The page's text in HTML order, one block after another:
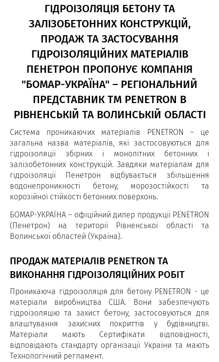
ГІДРОІЗОЛЯЦІЯ БЕТОНУ ТА
ЗАЛІЗОБЕТОННИХ КОНСТРУКЦІЙ,
ПРОДАЖ ТА ЗАСТОСУВАННЯ
ГІДРОІЗОЛЯЦІЙНИХ МАТЕРІАЛІВ
ПЕНЕТРОН ПРОПОНУЄ КОМПАНІЯ
"БОМАР-УКРАЇНА" – РЕГІОНАЛЬНИЙ
ПРЕДСТАВНИК ТМ PENETRON В
РІВНЕНСЬКІЙ ТА ВОЛИНСЬКІЙ ОБЛАСТІ
Система проникаючих матеріалів PENETRON – це
загальна назва матеріалів, які застосовуються для
гідроізоляції збірних і монолітних бетонних і
залізобетонних конструкцій. Завдяки матеріалам для
гідроізоляції Пенетрон відбувається збільшення
водонепроникності бетону, морозостійкості та
корозійної стійкості бетонних поверхонь.
БОМАР-УКРАЇНА – офіційний дилер продукції PENETRON
(Пенетрон) на території Рівненської області та
Волинської областей (Україна).
ПРОДАЖ МАТЕРІАЛІВ PENETRON ТА
ВИКОНАННЯ ГІДРОІЗОЛЯЦІЙНИХ РОБІТ
Проникаюча гідроізоляція для бетону PENETRON - це
матеріали виробництва США. Вони забезпечують
гідроізоляцію та захист бетону, застосовуються для
влаштування захисних покриттів у будівництві.
Матеріали мають Сертифікати відповідності,
відповідають стандарту організації України та мають
Технологічний регламент.